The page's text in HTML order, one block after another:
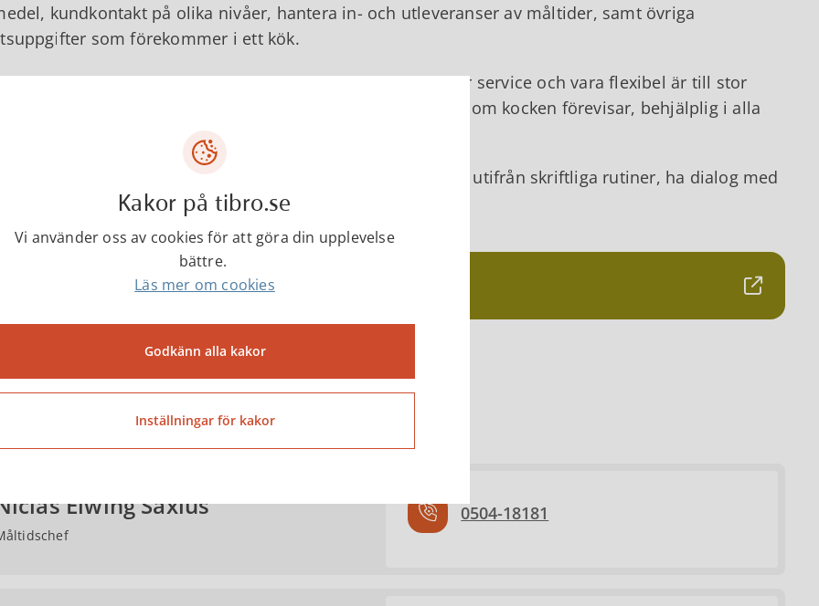
kundkontakt på olika nivåer, hantera in- och utleveranser av måltider, samt övriga
som förekommer i ett kök.
köksbiträde ställer vi inte samma höga krav. Ett intresse för service och vara flexibel är till stor
Det mesta är att se till att disken blir gjord, göra sallader som kocken förevisar, behjälplig i alla
goda kunskaper i svenska språket för att kunna arbeta utifrån skriftliga rutiner, ha dialog med
samt dokumentation.
E-tjänst - Ansökan om timvikariat i Tibros kök
Elwing Saxius 0504-18181
Kakor på tibro.se
Vi använder oss av cookies för att göra din upplevelse
bättre.
Läs mer om cookies
Godkänn alla kakor
Inställningar för kakor